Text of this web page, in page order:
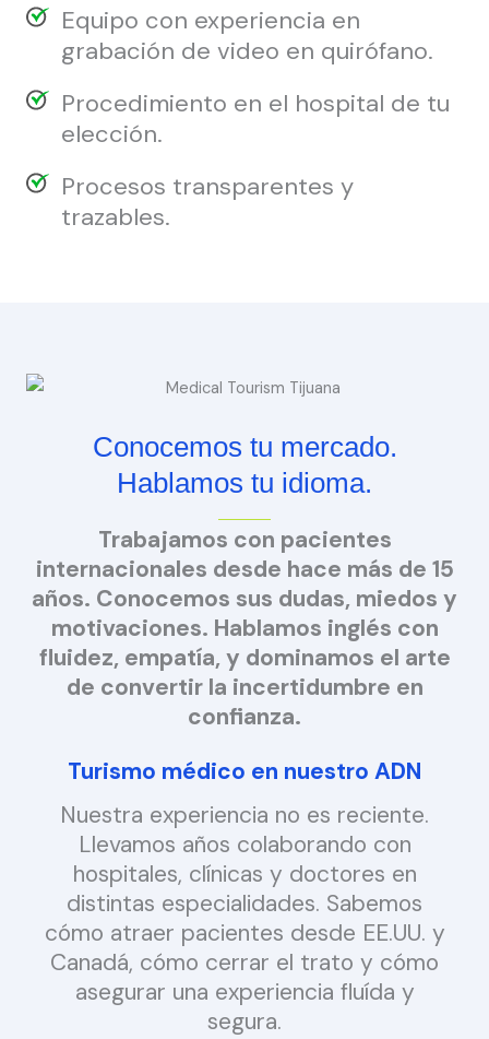
Equipo con experiencia en
grabación de video en quirófano.
Procedimiento en el hospital de tu
elección.
Procesos transparentes y
trazables.
Conocemos tu mercado.
Hablamos tu idioma.
Trabajamos con pacientes
internacionales desde hace más de 15
años. Conocemos sus dudas, miedos y
motivaciones. Hablamos inglés con
fluidez, empatía, y dominamos el arte
de convertir la incertidumbre en
confianza.
Turismo médico en nuestro ADN
Nuestra experiencia no es reciente.
Llevamos años colaborando con
hospitales, clínicas y doctores en
distintas especialidades. Sabemos
cómo atraer pacientes desde EE.UU. y
Canadá, cómo cerrar el trato y cómo
asegurar una experiencia fluída y
segura.